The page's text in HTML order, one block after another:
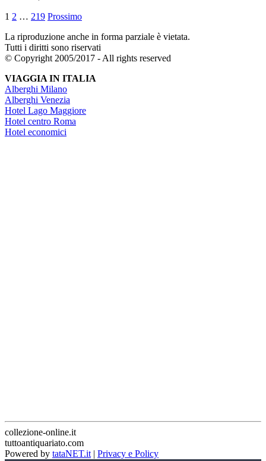
1 2 … 219 Prossimo
La riproduzione anche in forma parziale è vietata.
Tutti i diritti sono riservati
© Copyright 2005/2017 - All rights reserved
VIAGGIA IN ITALIA
Alberghi Milano
Alberghi Venezia
Hotel Lago Maggiore
Hotel centro Roma
Hotel economici
collezione-online.it
tuttoantiquariato.com
Powered by tataNET.it | Privacy e Policy